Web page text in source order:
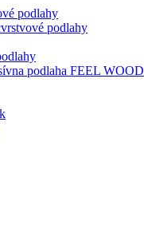
podlahy
podlahy
podlaha FEEL WOOD